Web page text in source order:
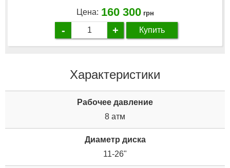
Цена: 160 300 грн
- + Купить
Характеристики
Рабочее давление
8 атм
Диаметр диска
11-26"